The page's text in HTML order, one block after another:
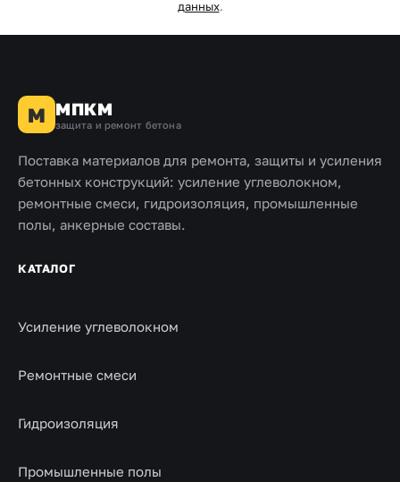
данных.
М МПКМ
защита и ремонт бетона
Поставка материалов для ремонта, защиты и усиления
бетонных конструкций: усиление углеволокном,
ремонтные смеси, гидроизоляция, промышленные
полы, анкерные составы.
КАТАЛОГ
Усиление углеволокном
Ремонтные смеси
Гидроизоляция
Промышленные полы